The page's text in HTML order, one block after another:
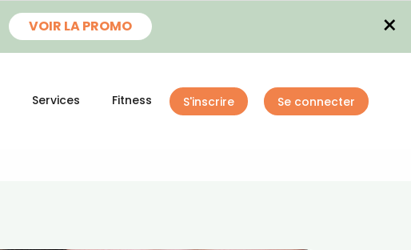
VOIR LA PROMO ×
Services Fitness S'inscrire Se connecter